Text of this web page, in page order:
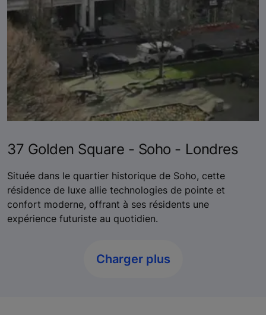
37 Golden Square - Soho - Londres
Située dans le quartier historique de Soho, cette
résidence de luxe allie technologies de pointe et
confort moderne, offrant à ses résidents une
expérience futuriste au quotidien.
Charger plus